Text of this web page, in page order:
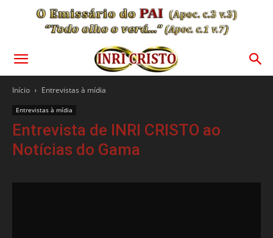
Início Entrevistas à mídia
Entrevistas à mídia
Entrevista de INRI CRISTO ao
Notícias do Gama